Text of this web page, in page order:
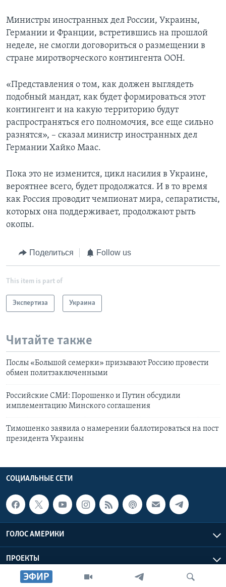
ЭФИР
Министры иностранных дел России, Украины,
Германии и Франции, встретившись на прошлой
неделе, не смогли договориться о размещении в
стране миротворческого контингента ООН.
«Представления о том, как должен выглядеть
подобный мандат, как будет формироваться этот
контингент и на какую территорию будут
распространяться его полномочия, все еще сильно
разнятся», – сказал министр иностранных дел
Германии Хайко Маас.
Пока это не изменится, цикл насилия в Украине,
вероятнее всего, будет продолжатся. И в то время
как Россия проводит чемпионат мира, сепаратисты,
которых она поддерживает, продолжают рыть
окопы.
Поделиться Follow us
This item is part of
Экспертиза Украина
Читайте также
Послы «Большой семерки» призывают Россию провести
обмен политзаключенными
Российские СМИ: Порошенко и Путин обсудили
имплементацию Минского соглашения
Тимошенко заявила о намерении баллотироваться на пост
президента Украины
СОЦИАЛЬНЫЕ СЕТИ
ГОЛОС АМЕРИКИ
ПРОЕКТЫ